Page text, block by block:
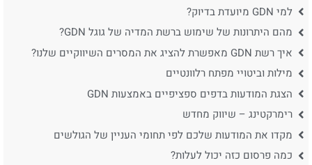
למי GDN מיועדת בדיוק?
מהם היתרונות של שימוש ברשת המדיה של גוגל GDN?
איך רשת GDN מאפשרת להציג את המסרים השיווקיים שלנו?
מילות וביטויי מפתח רלוונטיים
הצגת המודעות בדפים ספציפיים באמצעות GDN
רימרקטינג – שיווק מחדש
מקדו את המודעות שלכם לפי תחומי העניין של הגולשים
כמה פרסום כזה יכול לעלות?